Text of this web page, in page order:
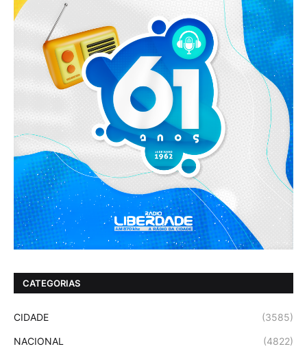
CATEGORIAS
CIDADE (3585)
NACIONAL (4822)